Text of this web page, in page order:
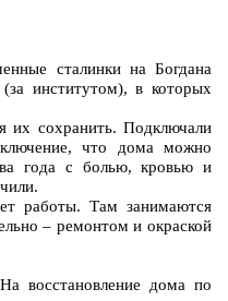
сталинки на Богдана
институтом), в которых
сохранить. Подключали
что дома можно
года с болью, кровью и
работы. Там занимаются
– ремонтом и окраской
восстановление дома по